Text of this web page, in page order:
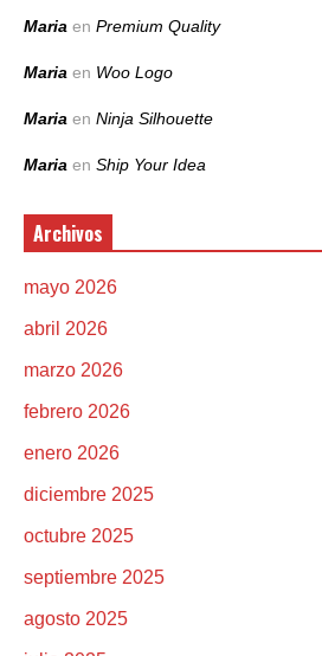
Maria en Premium Quality
Maria en Woo Logo
Maria en Ninja Silhouette
Maria en Ship Your Idea
Archivos
mayo 2026
abril 2026
marzo 2026
febrero 2026
enero 2026
diciembre 2025
octubre 2025
septiembre 2025
agosto 2025